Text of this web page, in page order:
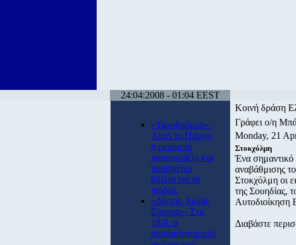
24:04:2008 - 01:04 EEST
«Ταχυδρόμος»-
Αυτό το Πάσχα
η εκπομπή
παρουσιάζει και
προσφέρει
βιβλία για τα
παιδιά.
«Δίκτυο Χωρίς
Σύνορα»- Στις
18/4, ο
αντιδικτατορικός
Κοινή δράση
Γράφει ο/η
Monday, 21
Στοκχόλμη
Ένα σημαντικό
αναβάθμισης
Στοκχόλμη οι
της Σουηδίας,
Αυτοδιοίκηση
Διαβάστε